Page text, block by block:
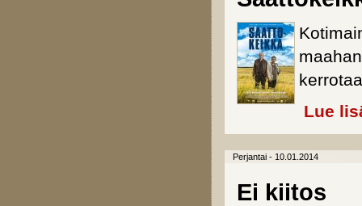
Lue
Perjantai - 10.01.2014
Ei kiitos